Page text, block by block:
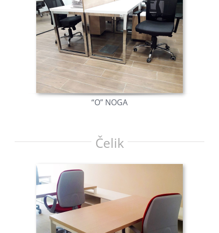
“O” NOGA
Čelik